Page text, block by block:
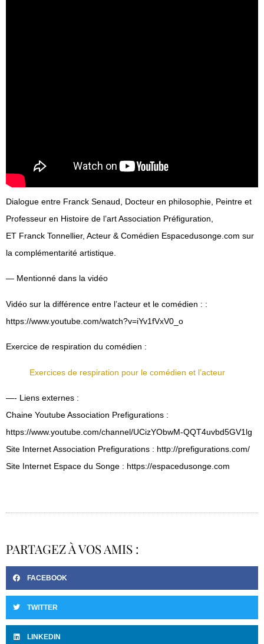
Dialogue entre Franck Senaud, Docteur en philosophie, Peintre et
Professeur en Histoire de l’art Association Préfiguration,
ET Franck Tonnellier, Acteur & Comédien Espacedusonge.com sur
la complémentarité artistique.
— Mentionné dans la vidéo
Vidéo sur la différence entre l’acteur et le comédien : :
https://www.youtube.com/watch?v=iYv1fVxV0_o
Exercice de respiration du comédien :
Exercices de respiration pour le comédien et l’acteur
—- Liens externes :
Chaine Youtube Association Prefigurations :
https://www.youtube.com/channel/UCizYObwM-QQT4uvbd5GV1lg
Site Internet Association Prefigurations : http://prefigurations.com/
Site Internet Espace du Songe : https://espacedusonge.com
PARTAGEZ À VOS AMIS :
FACEBOOK
TWITTER
LINKEDIN